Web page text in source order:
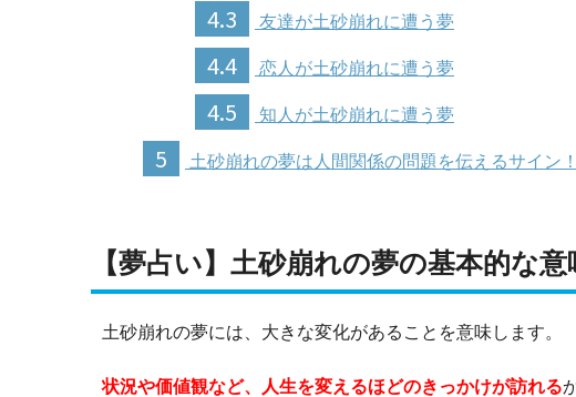
4.3 友達が土砂崩れに遭う夢
4.4 恋人が土砂崩れに遭う夢
4.5 知人が土砂崩れに遭う夢
5 土砂崩れの夢は人間関係の問題を伝えるサイン
【夢占い】土砂崩れの夢の基本的な意
土砂崩れの夢には、大きな変化があることを意味します。
状況や価値観など、人生を変えるほどのきっかけが訪れる